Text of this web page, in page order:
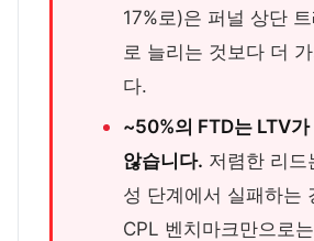
17%로)은 퍼널 상단
로 늘리는 것보다 더
다.
~50%의 FTD는 LTV가
않습니다. 저렴한 리드
성 단계에서 실패하는
CPL 벤치마크만으로